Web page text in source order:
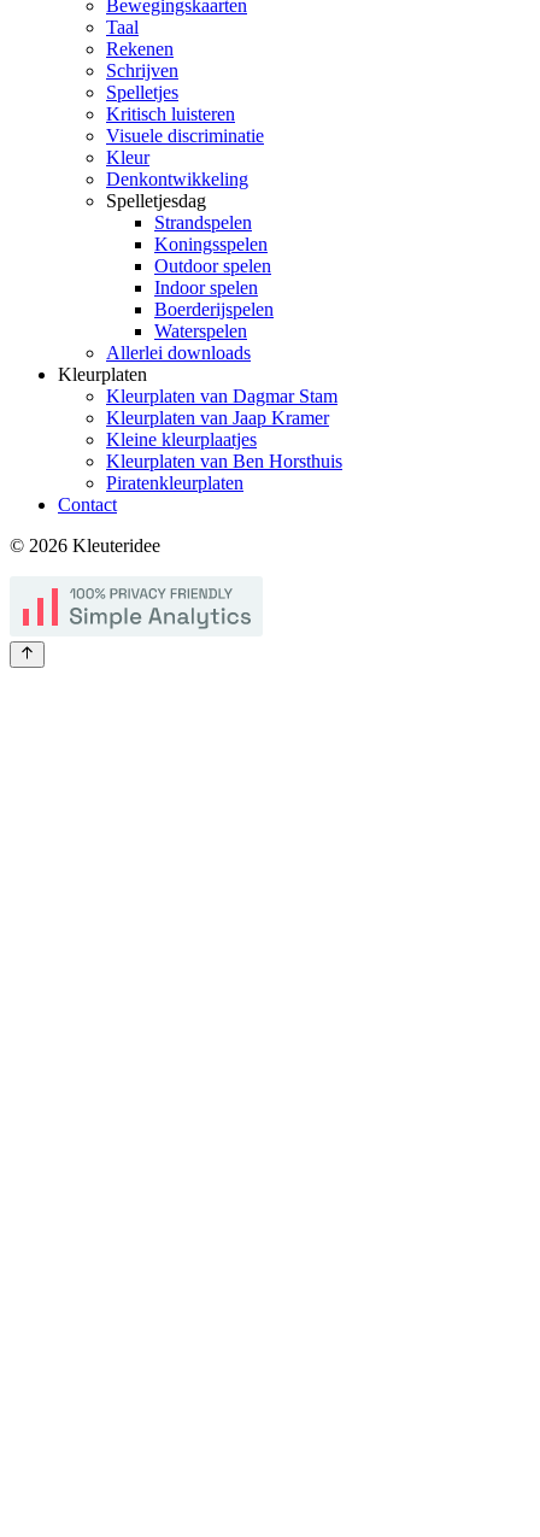
Bewegingskaarten
Taal
Rekenen
Schrijven
Spelletjes
Kritisch luisteren
Visuele discriminatie
Kleur
Denkontwikkeling
Spelletjesdag
Strandspelen
Koningsspelen
Outdoor spelen
Indoor spelen
Boerderijspelen
Waterspelen
Allerlei downloads
Kleurplaten
Kleurplaten van Dagmar Stam
Kleurplaten van Jaap Kramer
Kleine kleurplaatjes
Kleurplaten van Ben Horsthuis
Piratenkleurplaten
Contact
© 2026 Kleuteridee